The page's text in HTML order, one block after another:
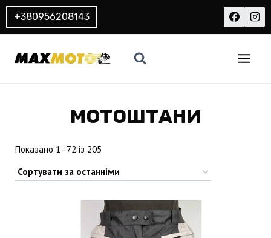
Перейти
до
+380956208143
МОТОШТАНИ
Показано 1–72 із 205
by
latest